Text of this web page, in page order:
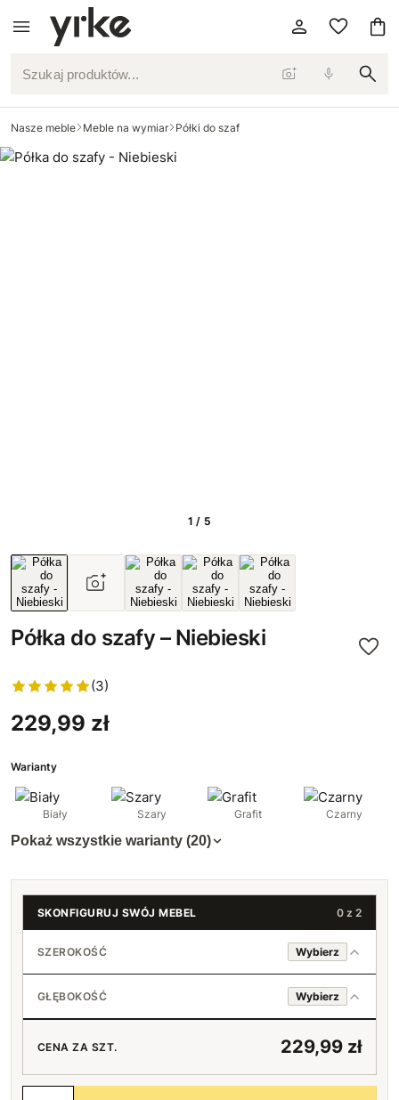
Szukaj produktów...
Nasze meble Meble na wymiar Półki do szaf
1 / 5
Półka do szafy – Niebieski
(3)
229,99 zł
Warianty
Biały Szary Grafit Czarny
Pokaż wszystkie warianty (20)
SKONFIGURUJ SWÓJ MEBEL 0 z 2
SZEROKOŚĆ Wybierz
20
21
GŁĘBOKOŚĆ Wybierz
20
CENA ZA SZT. 229,99 zł